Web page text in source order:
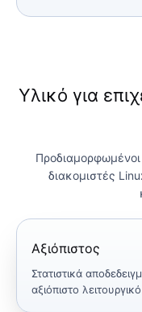
Υλικό για
διακομιστές
Αξιόπιστος
Στατιστικά
αξιόπιστο